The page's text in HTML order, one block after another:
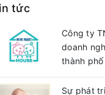
tức
Công ty
doanh
thành
Sự phát